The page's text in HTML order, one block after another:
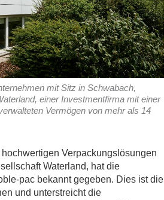
mit Sitz in Schwabach,
einer Investmentfirma mit einer
Vermögen von mehr als 14
Verpackungslösungen
Waterland, hat die
pac bekannt gegeben. Dies ist die
und unterstreicht die